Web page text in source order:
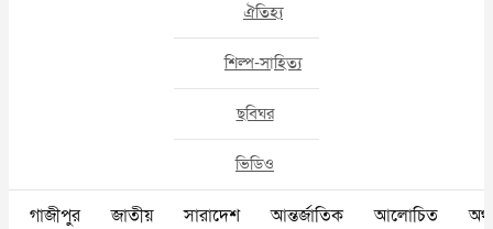
ঐতিহ্য
শিল্প-সাহিত্য
ছবিঘর
ভিডিও
গাজীপুর জাতীয় সারাদেশ আন্তর্জাতিক আলোচিত